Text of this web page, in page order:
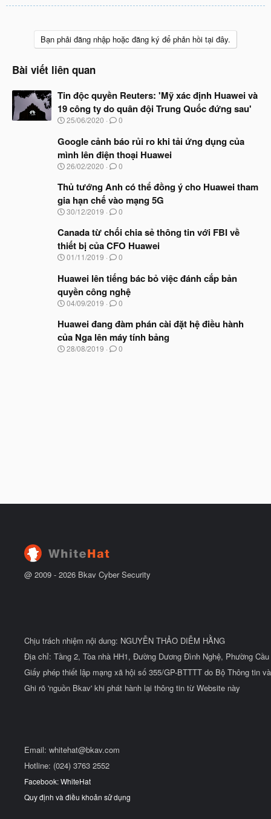
Bạn phải đăng nhập hoặc đăng ký để phản hồi tại đây.
Bài viết liên quan
Tin độc quyền Reuters: 'Mỹ xác định Huawei và
19 công ty do quân đội Trung Quốc đứng sau'
N
à
y
b
ắ
đ
ầ
u
25/06/2020 0
Google cảnh báo rủi ro khi tải ứng dụng của
mình lên điện thoại Huawei
N
à
b
ắ
đ
ầ
u
26/02/2020 0
Thủ tướng Anh có thể đồng ý cho Huawei tham
gia hạn chế vào mạng 5G
N
à
b
ắ
đ
ầ
u
30/12/2019 0
Canada từ chối chia sẻ thông tin với FBI về
thiết bị của CFO Huawei
N
à
y
b
ắ
đ
ầ
u
01/11/2019 0
Huawei lên tiếng bác bỏ việc đánh cắp bản
quyền công nghệ
N
à
b
ắ
04/09/2019 0
Huawei đang đàm phán cài đặt hệ điều hành
của Nga lên máy tính bảng
N
28/08/2019 0
@ 2009 - 2026 Bkav Cyber Security
Chịu trách nhiệm nội dung: NGUYỄN THẢO DIỄM HẰNG
Địa chỉ: Tầng 2, Tòa nhà HH1, Đường Dương Đình Nghệ, Phường
Giấy phép thiết lập mạng xã hội số 355/GP-BTTTT do Bộ Thông tin
Ghi rõ 'nguồn Bkav' khi phát hành lại thông tin từ Website này
Email: whitehat@bkav.com
Hotline: (024) 3763 2552
Facebook: WhiteHat
Quy định và điều khoản sử dụng